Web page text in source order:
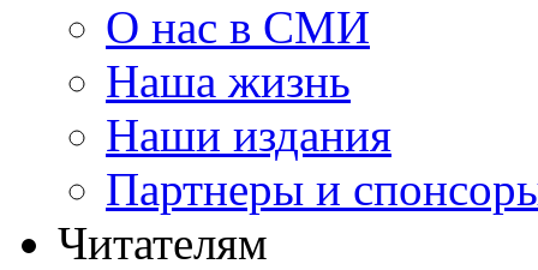
О нас в СМИ
Наша жизнь
Наши издания
Партнеры и
Читателям